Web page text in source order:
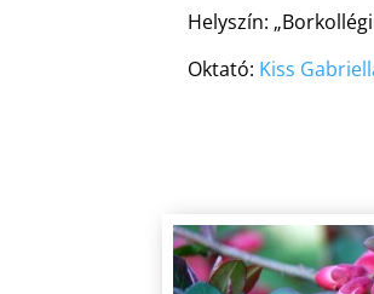
Helyszín:
Oktató: Kiss